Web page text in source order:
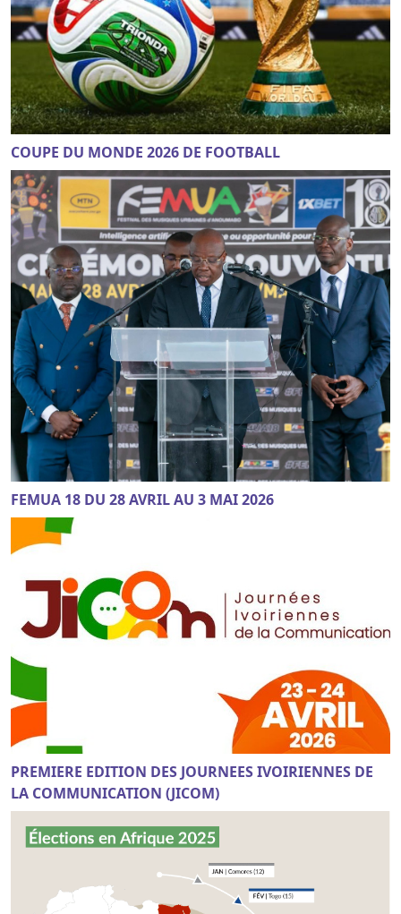
COUPE DU MONDE 2026 DE FOOTBALL
FEMUA 18 DU 28 AVRIL AU 3 MAI 2026
PREMIERE EDITION DES JOURNEES IVOIRIENNES DE
LA COMMUNICATION (JICOM)